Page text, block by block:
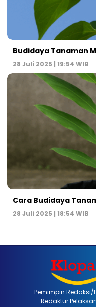
Budidaya Tanaman
28 Juli 2025 | 19:54 WIB
Cara Budidaya
28 Juli 2025 | 18:54 WIB
Pemimpin
Redaktur